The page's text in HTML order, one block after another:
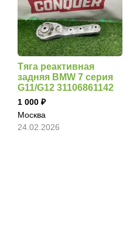
Тяга реактивная
задняя BMW 7 серия
G11/G12 31106861142
1 000
Москва
24.02.2026